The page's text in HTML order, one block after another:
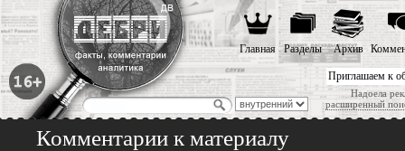
Приглашаем к
Надоела
расширенный
Главная Разделы Архив
Комментарии к материалу